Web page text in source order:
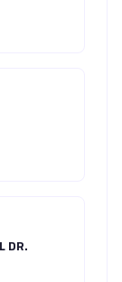
DR.